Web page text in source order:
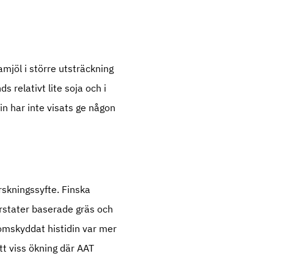
i större utsträckning
relativt lite soja och i
har inte visats ge någon
Finska
baserade gräs och
histidin var mer
viss ökning där AAT